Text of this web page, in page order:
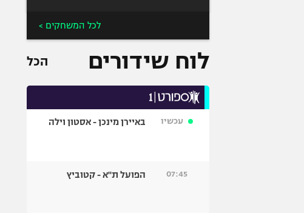
לכל המשחקים >
לוח שידורים הכל
עכשיו באיירן מינכן - אסטון וילה
07:45 הפועל ת"א - קטוביץ